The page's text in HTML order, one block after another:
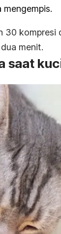
30 kompresi
menit.
saat